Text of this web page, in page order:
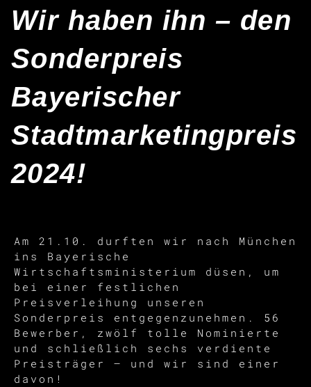
Wir haben ihn – den
Sonderpreis
Bayerischer
Stadtmarketingpreis
2024!
Am 21.10. durften wir nach München
ins Bayerische
Wirtschaftsministerium düsen, um
bei einer festlichen
Preisverleihung unseren
Sonderpreis entgegenzunehmen. 56
Bewerber, zwölf tolle Nominierte
und schließlich sechs verdiente
Preisträger – und wir sind einer
davon!